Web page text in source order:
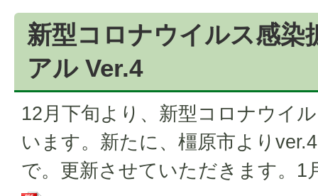
新型コロナウイルス感染
アル Ver.4
12月下旬より、新型コロナウイ
います。新たに、橿原市より
で。更新させていただきます。1